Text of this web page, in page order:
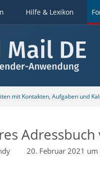
Hilfe & Lexikon
mit Kontakten, Aufgaben und
20. Februar 2021 um